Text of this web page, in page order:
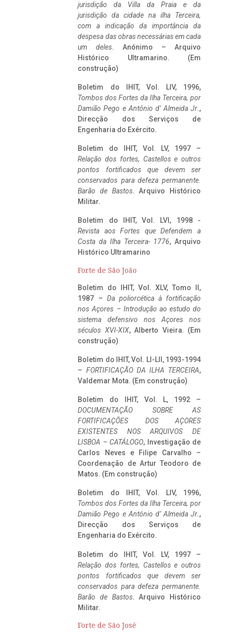
jurisdição da Villa da Praia e da
jurisdição da cidade na ilha Terceira,
com a indicação da importância da
despesa das obras necessárias em cada
um deles. Anónimo – Arquivo
Histórico Ultramarino. (Em
construção)
Boletim do IHIT, Vol. LIV, 1996,
Tombos dos Fortes da Ilha Terceira, por
Damião Pego e António d’ Almeida Jr.,
Direcção dos Serviços de
Engenharia do Exército.
Boletim do IHIT, Vol. LV, 1997 –
Relação dos fortes, Castellos e outros
pontos fortificados que devem ser
conservados para defeza permanente.
Barão de Bastos. Arquivo Histórico
Militar.
Boletim do IHIT, Vol. LVI, 1998 -
Revista aos Fortes que Defendem a
Costa da Ilha Terceira- 1776, Arquivo
Histórico Ultramarino
Forte de São João
Boletim do IHIT, Vol. XLV, Tomo II,
1987 – Da poliorcética à fortificação
nos Açores – Introdução ao estudo do
sistema defensivo nos Açores nos
séculos XVI-XIX, Alberto Vieira. (Em
construção)
Boletim do IHIT, Vol. LI-LII, 1993-1994
– FORTIFICAÇÃO DA ILHA TERCEIRA,
Valdemar Mota. (Em construção)
Boletim do IHIT, Vol. L, 1992 –
DOCUMENTAÇÃO SOBRE AS
FORTIFICAÇÕES DOS AÇORES
EXISTENTES NOS ARQUIVOS DE
LISBOA – CATÁLOGO, Investigação de
Carlos Neves e Filipe Carvalho –
Coordenação de Artur Teodoro de
Matos. (Em construção)
Boletim do IHIT, Vol. LIV, 1996,
Tombos dos Fortes da Ilha Terceira, por
Damião Pego e António d’ Almeida Jr.,
Direcção dos Serviços de
Engenharia do Exército.
Boletim do IHIT, Vol. LV, 1997 –
Relação dos fortes, Castellos e outros
pontos fortificados que devem ser
conservados para defeza permanente.
Barão de Bastos. Arquivo Histórico
Militar.
Forte de São José